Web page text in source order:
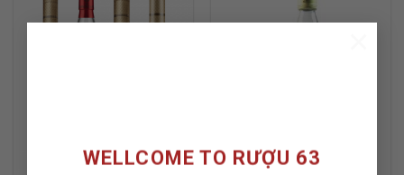
WELLCOME TO RƯỢU 63